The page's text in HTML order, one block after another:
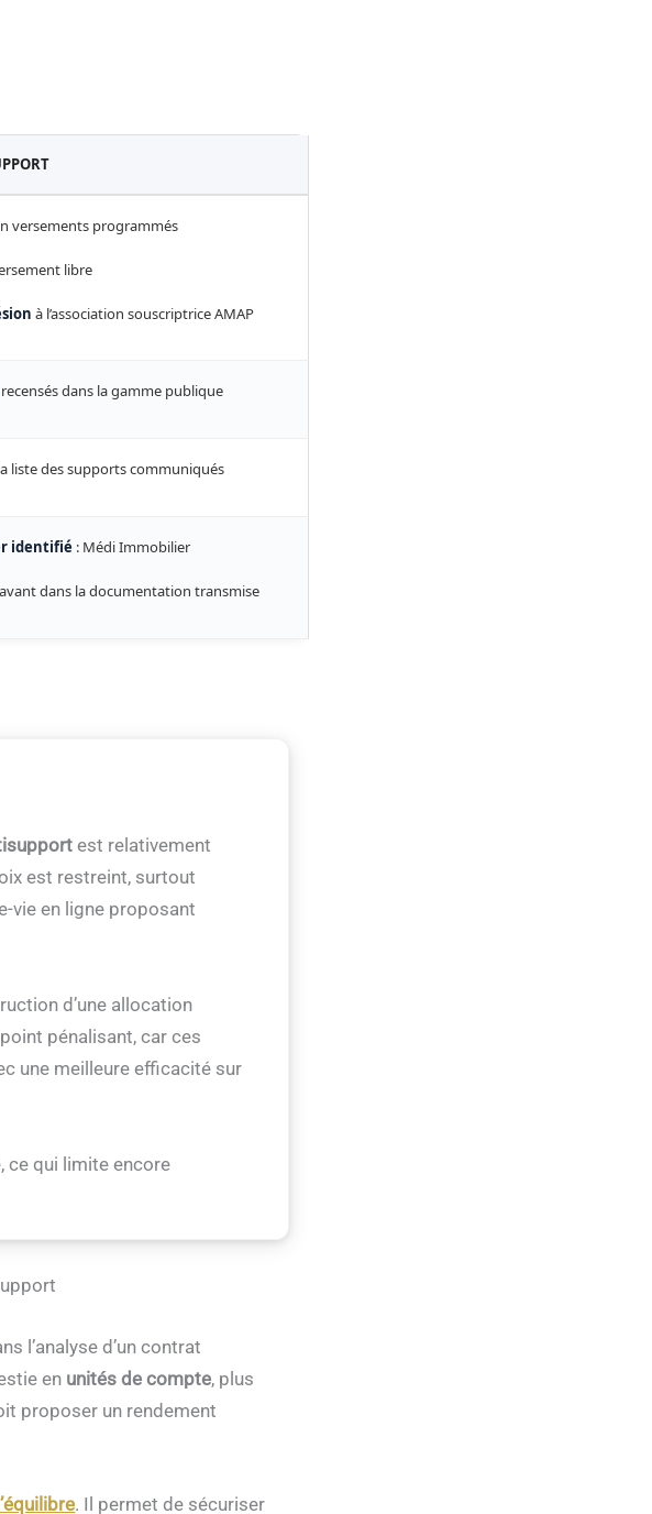
versements programmés
libre
à l’association souscriptrice AMAP
recensés dans la gamme publique
liste des supports communiqués
identifié : Médi Immobilier
dans la documentation transmise
est relativement
est restreint, surtout
vie en ligne proposant
d’une allocation
pénalisant, car ces
une meilleure efficacité sur
ce qui limite encore
l’analyse d’un contrat
en unités de compte, plus
proposer un rendement
. Il permet de sécuriser